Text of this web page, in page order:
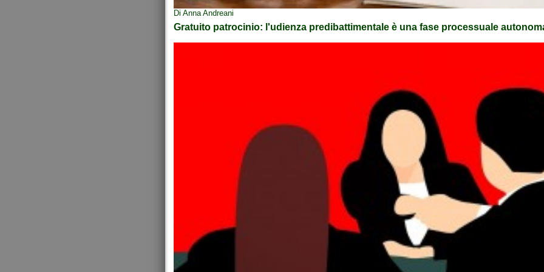
Di Anna Andreani
Gratuito patrocinio: l'udienza predibattimentale è una fase processuale